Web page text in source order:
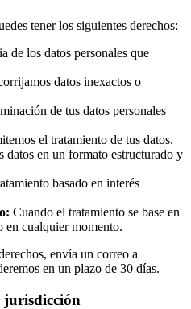
tener los siguientes derechos:
de los datos personales que
datos inexactos o
de tus datos personales
el tratamiento de tus datos.
datos en un formato estructurado y
basado en interés
Cuando el tratamiento se base en
en cualquier momento.
envía un correo a
en un plazo de 30 días.
jurisdicción